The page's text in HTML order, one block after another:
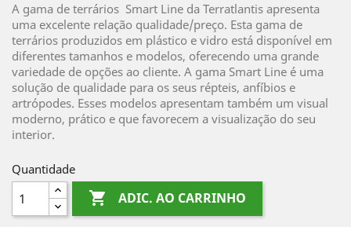
A gama de terrários Smart Line da Terratlantis apresenta
uma excelente relação qualidade/preço. Esta gama de
terrários produzidos em plástico e vidro está disponível em
diferentes tamanhos e modelos, oferecendo uma grande
variedade de opções ao cliente. A gama Smart Line é uma
solução de qualidade para os seus répteis, anfíbios e
artrópodes. Esses modelos apresentam também um visual
moderno, prático e que favorecem a visualização do seu
interior.
Quantidade
 ADIC. AO CARRINHO